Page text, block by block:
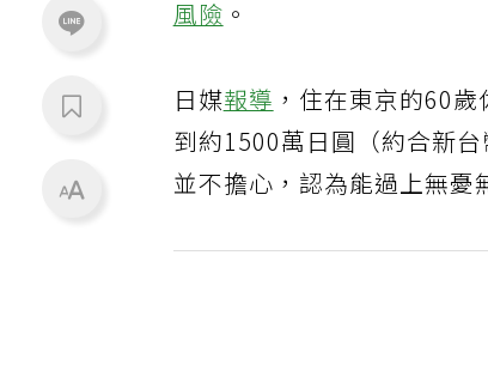
風險 。
日媒報導 ，住在東京的60
到約1500萬日圓（約合新
並不擔心，認為能過上無憂